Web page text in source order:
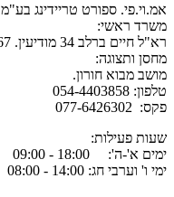
אמ.וי.פי. ספורט טריידינג בע"מ
:משרד ראשי
רא"ל חיים ברלב 34 מודיעין. 7173867
:מחסן ותצוגה
.מושב מבוא חורון
054-4403858 :טלפון
077-6426302 :פקס
:שעות פעילות
ימים א'-ה': 18:00 - 09:00
ימי ו' וערבי חג: 14:00 - 08:00